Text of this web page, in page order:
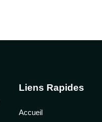
Liens Rapides
Accueil